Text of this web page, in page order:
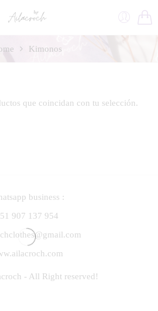
Kimonos
que coincidan con tu selección.
business :
907 137 954
- All Right reserved!